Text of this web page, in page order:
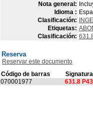
Nota general:
Idioma :
Clasificación:
Etiquetas:
Clasificación:
Reserva
Reservar este documento
Código de barras
Signatura
070001977
631.8